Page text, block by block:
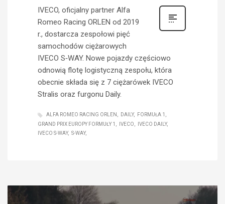
IVECO, oficjalny partner Alfa
Romeo Racing ORLEN od 2019
r., dostarcza zespołowi pięć
samochodów ciężarowych
IVECO S‑WAY. Nowe pojazdy częściowo
odnowią flotę logistyczną zespołu, która
obecnie składa się z 7 ciężarówek IVECO
Stralis oraz furgonu Daily.
ALFA ROMEO RACING ORLEN DAILY
FORMUŁA 1
GRAND PRIX EUROPY FORMUŁY 1
IVECO
IVECO DAILY
IVECO S-WAY
S-WAY